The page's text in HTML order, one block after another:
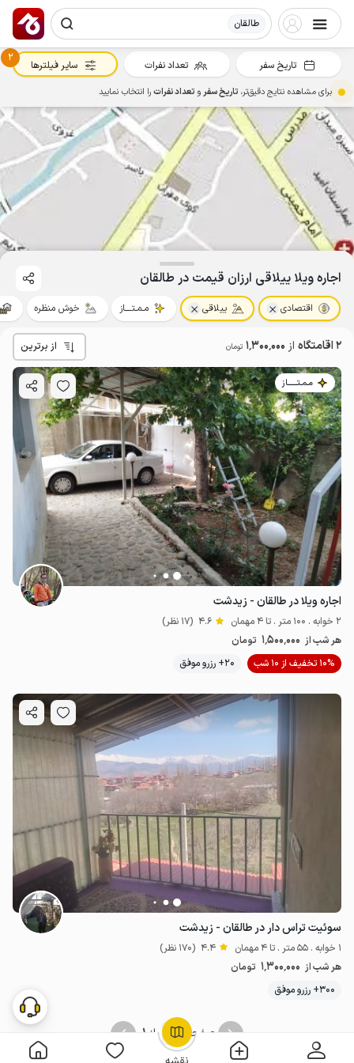
طالقان
1.3میلیون ت 4.4
OpenStreetMap
اجاره ویلا ییلاقی ارزان قیمت در طالقان
اقتصادی ییلاقی مـمـتــــاز خوش منظره
2 اقامتگاه از 1٬300٬000 تومان از برترین
مـمـتــــــاز
اجاره ویلا در طالقان - زیدشت
2 خوابه . 100 متر . تا 4 مهمان 4.6 (17 نظر)
هر شب از 1٬500٬000 تومان
10% تخفیف از 10 شب
20+ رزرو موفق
سوئیت تراس دار در طالقان - زیدشت
1 خوابه . 55 متر . تا 4 مهمان 4.4 (170 نظر)
هر شب از 1٬300٬000 تومان
300+ رزرو موفق
صفحه 1 از 1
تاریخ سفر تعداد نفرات
2
سایر فیلترها
برای مشاهده نتایج دقیق‌تر، تاریخ سفرو تعداد نفراترا انتخاب نمایید